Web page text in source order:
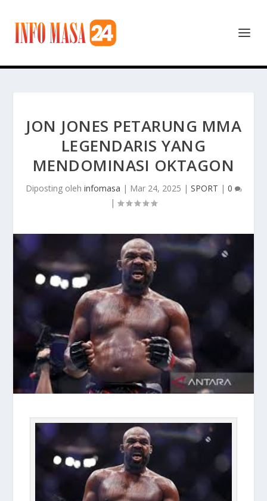
JON JONES PETARUNG MMA
LEGENDARIS YANG
MENDOMINASI OKTAGON
Diposting oleh infomasa | Mar 24, 2025 | SPORT | 0
|